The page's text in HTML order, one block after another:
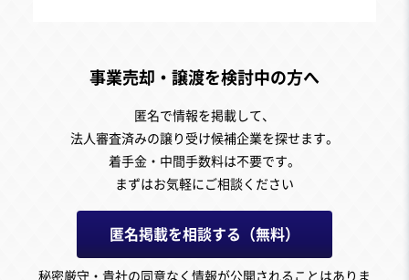
事業売却・譲渡を検討中の方へ
匿名で情報を掲載して、
法人審査済みの譲り受け候補企業を探せます。
着手金・中間手数料は不要です。
まずはお気軽にご相談ください
匿名掲載を相談する（無料）
秘密厳守・貴社の同意なく情報が公開されることはありま